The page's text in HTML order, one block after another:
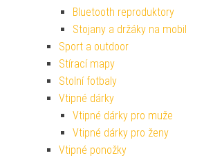
Bluetooth reproduktory
Stojany a držáky na mobil
Sport a outdoor
Stírací mapy
Stolní fotbaly
Vtipné dárky
Vtipné dárky pro muže
Vtipné dárky pro ženy
Vtipné ponožky